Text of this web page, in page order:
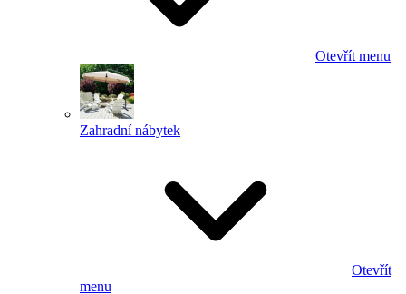
Otevřít menu
Zahradní nábytek
Otevřít
menu